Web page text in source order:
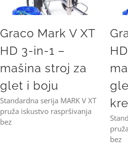
Graco Mark V XT
HD 3-in-1 –
mašina stroj za
glet i boju
Standardna serija MARK V XT
pruža iskustvo raspršivanja
bez
bez